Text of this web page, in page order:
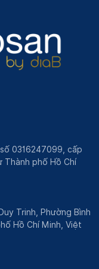
0316247099, cấp
phố Hồ Chí
Trinh, Phường Bình
Hồ Chí Minh, Việt